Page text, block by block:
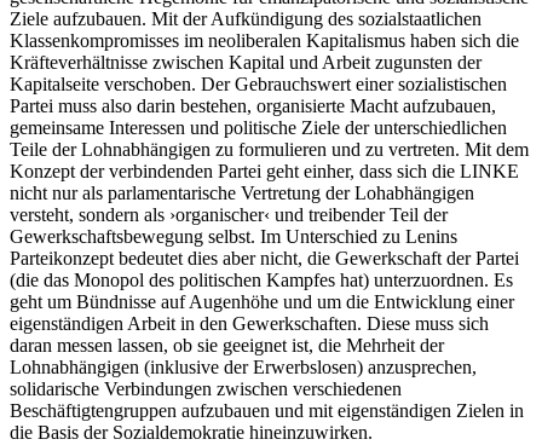
Ziele aufzubauen. Mit der Aufkündigung des sozialstaatlichen
Klassenkompromisses im neoliberalen Kapitalismus haben sich die
Kräfteverhältnisse zwischen Kapital und Arbeit zugunsten der
Kapitalseite verschoben. Der Gebrauchswert einer sozialistischen
Partei muss also darin bestehen, organisierte Macht aufzubauen,
gemeinsame Interessen und politische Ziele der unterschiedlichen
Teile der Lohnabhängigen zu formulieren und zu vertreten. Mit dem
Konzept der verbindenden Partei geht einher, dass sich die LINKE
nicht nur als parlamentarische Vertretung der Lohabhängigen
versteht, sondern als ›organischer‹ und treibender Teil der
Gewerkschaftsbewegung selbst. Im Unterschied zu Lenins
Parteikonzept bedeutet dies aber nicht, die Gewerkschaft der Partei
(die das Monopol des politischen Kampfes hat) unterzuordnen. Es
geht um Bündnisse auf Augenhöhe und um die Entwicklung einer
eigenständigen Arbeit in den Gewerkschaften. Diese muss sich
daran messen lassen, ob sie geeignet ist, die Mehrheit der
Lohnabhängigen (inklusive der Erwerbslosen) anzusprechen,
solidarische Verbindungen zwischen verschiedenen
Beschäftigtengruppen aufzubauen und mit eigenständigen Zielen in
die Basis der Sozialdemokratie hineinzuwirken.